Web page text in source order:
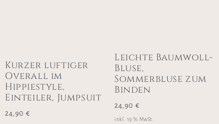
Kurzer luftiger
Overall im
Hippiestyle,
Einteiler, Jumpsuit
24,90 €
Leichte Baumwoll-
Bluse,
Sommerbluse zum
Binden
24,90 €
inkl. 19 % MwSt.